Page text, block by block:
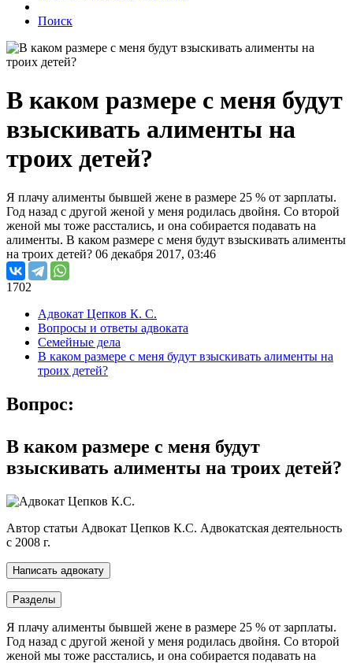
Поиск
В каком размере с меня будут
взыскивать алименты на
троих детей?
Я плачу алименты бывшей жене в размере 25 % от зарплаты.
Год назад с другой женой у меня родилась двойня. Со второй
женой мы тоже расстались, и она собирается подавать на
алименты. В каком размере с меня будут взыскивать алименты
на троих детей? 06 декабря 2017, 03:46
1702
Адвокат Цепков К. С.
Вопросы и ответы адвоката
Семейные дела
В каком размере с меня будут взыскивать алименты на
троих детей?
Вопрос:
В каком размере с меня будут
взыскивать алименты на троих детей?
Автор статьи Адвокат Цепков К.С. Адвокатская деятельность
c 2008 г.
Написать адвокату
Разделы
Я плачу алименты бывшей жене в размере 25 % от зарплаты.
Год назад с другой женой у меня родилась двойня. Со второй
женой мы тоже расстались, и она собирается подавать на